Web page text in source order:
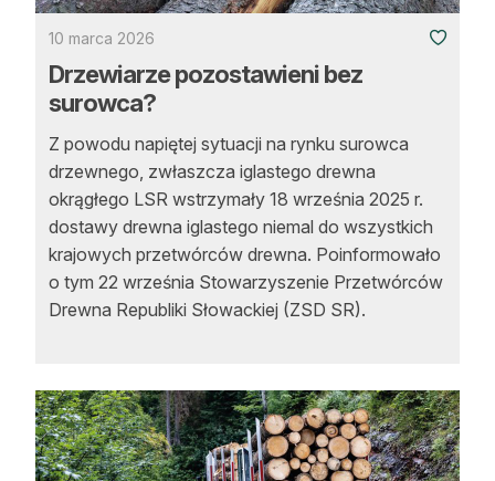
10 marca 2026
Drzewiarze pozostawieni bez
surowca?
Z powodu napiętej sytuacji na rynku surowca
drzewnego, zwłaszcza iglastego drewna
okrągłego LSR wstrzymały 18 września 2025 r.
dostawy drewna iglastego niemal do wszystkich
krajowych przetwórców drewna. Poinformowało
o tym 22 września Stowarzyszenie Przetwórców
Drewna Republiki Słowackiej (ZSD SR).